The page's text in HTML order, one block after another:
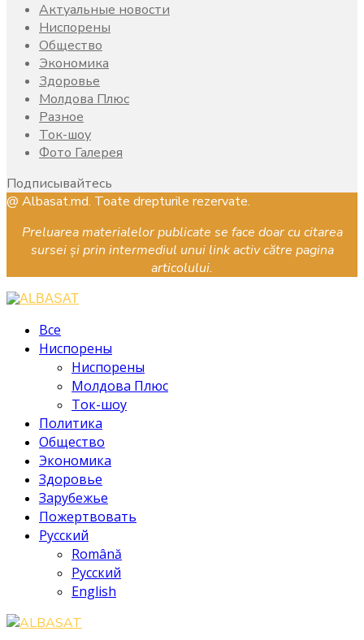
Актуальные новости
Ниспорены
Общество
Экономика
Здоровье
Молдова Плюс
Разное
Ток-шоу
Фото Галерея
Подписывайтесь
Facebook
Instagram
Youtube
@ Albasat.md. Toate drepturile rezervate.
Preluarea materialelor publicate se face doar cu citarea
sursei și prin intermediul unui link activ către pagina
articolului.
Все
Ниспорены
Ниспорены
Молдова Плюс
Ток-шоу
Политика
Общество
Экономика
Здоровье
Зарубежье
Пожертвовать
Русский
Română
Русский
English